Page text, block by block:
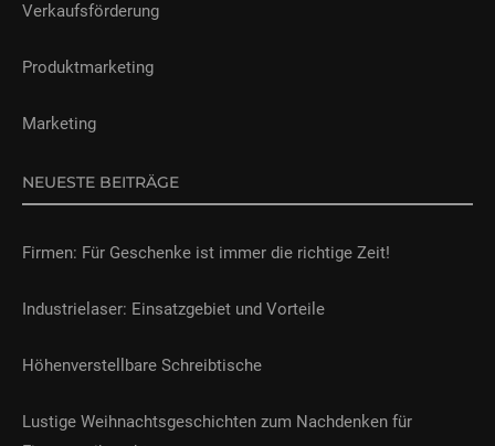
Verkaufsförderung
Produktmarketing
Marketing
NEUESTE BEITRÄGE
Firmen: Für Geschenke ist immer die richtige Zeit!
Industrielaser: Einsatzgebiet und Vorteile
Höhenverstellbare Schreibtische
Lustige Weihnachtsgeschichten zum Nachdenken für